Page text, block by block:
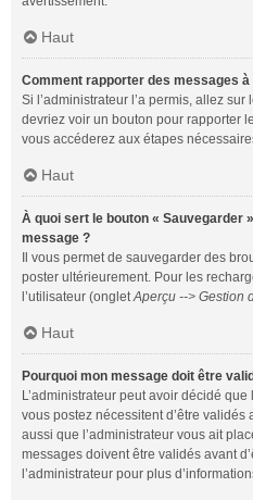
Haut
Comment rapporter des messages
Si l’administrateur l’a permis, allez
devriez voir un bouton pour rapporter
vous accéderez aux étapes
Haut
À quoi sert le bouton « Sauvegarder
message ?
Il vous permet de sauvegarder des
poster ultérieurement. Pour les
l’utilisateur (ongletAperçu --> Gestion
Haut
Pourquoi mon message doit être
L’administrateur peut avoir décidé
vous postez nécessitent d’être validés
aussi que l’administrateur vous ait
messages doivent être validés avant
l’administrateur pour plus